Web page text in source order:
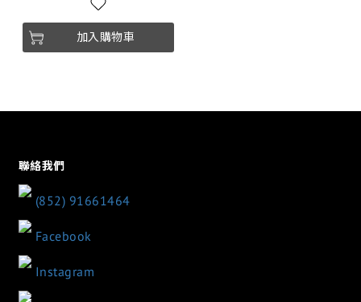
加入購物車
聯絡我們
(852) 91661464
Facebook
Instagram